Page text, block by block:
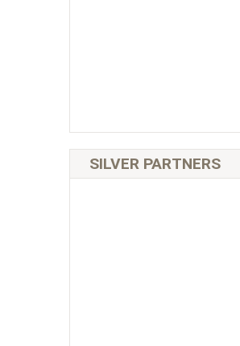
SILVER PARTNERS